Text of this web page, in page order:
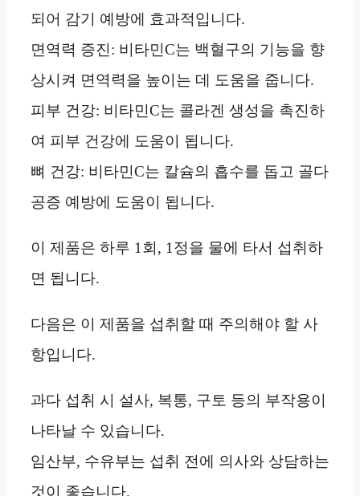
되어 감기 예방에 효과적입니다.
면역력 증진: 비타민C는 백혈구의 기능을 향
상시켜 면역력을 높이는 데 도움을 줍니다.
피부 건강: 비타민C는 콜라겐 생성을 촉진하
여 피부 건강에 도움이 됩니다.
뼈 건강: 비타민C는 칼슘의 흡수를 돕고 골다
공증 예방에 도움이 됩니다.
이 제품은 하루 1회, 1정을 물에 타서 섭취하
면 됩니다.
다음은 이 제품을 섭취할 때 주의해야 할 사
항입니다.
과다 섭취 시 설사, 복통, 구토 등의 부작용이
나타날 수 있습니다.
임산부, 수유부는 섭취 전에 의사와 상담하는
것이 좋습니다.